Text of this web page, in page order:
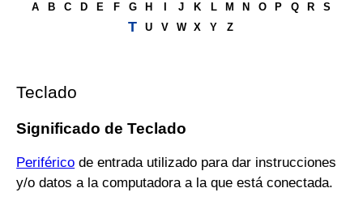
A B C D E F G H J K L M N O P Q R S
T U V W X Y Z
Teclado
Significado de Teclado
Periférico de entrada utilizado para dar instrucciones
y/o datos a la computadora a la que está conectada.